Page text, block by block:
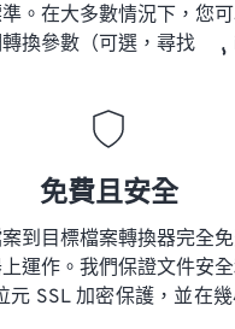
。在大多數情況下，您
換參數（可選，尋找
免費且安全
到目標檔案轉換器完全
運作。我們保證文件安
元 SSL 加密保護，並在